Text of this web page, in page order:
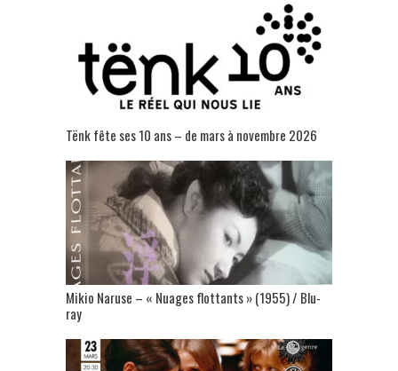
Tënk fête ses 10 ans – de mars à novembre 2026
Mikio Naruse – « Nuages flottants » (1955) / Blu-
ray